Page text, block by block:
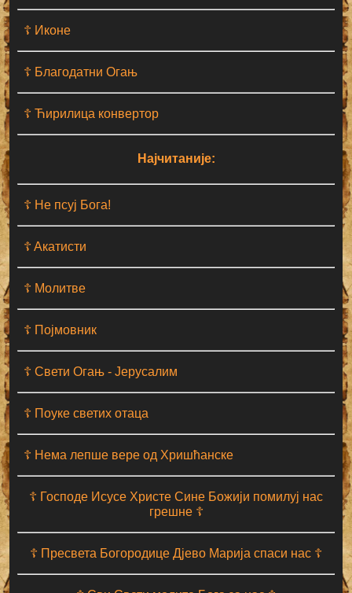
☦ Иконе
☦ Благодатни Огањ
☦ Ћирилица конвертор
Најчитаније:
☦ Не псуј Бога!
☦ Aкатисти
☦ Молитве
☦ Појмовник
☦ Свети Огањ - Јерусалим
☦ Поуке светих отаца
☦ Нема лепше вере од Хришћанске
☦ Господе Исусе Христе Сине Божији помилуј нас
грешне ☦
☦ Пресвета Богородице Дјево Марија спаси нас ☦